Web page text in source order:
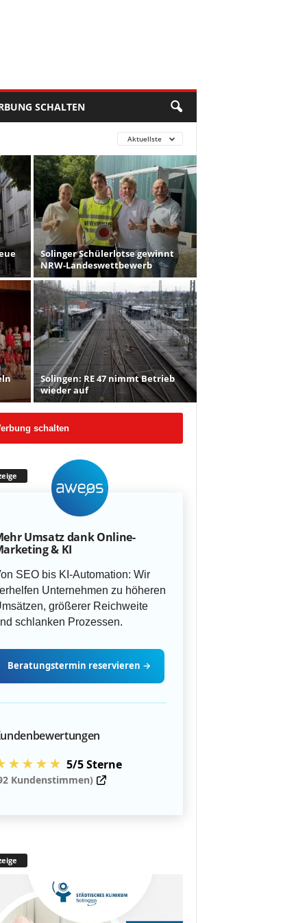
SCHALTEN
Aktuellste
Solinger Schülerlotse gewinnt
NRW-Landeswettbewerb
Solingen: RE 47 nimmt Betrieb
wieder auf
schalten
Umsatz dank Online-
& KI
SEO bis KI-Automation: Wir
Unternehmen zu höheren
größerer Reichweite
schlanken Prozessen.
Beratungstermin reservieren →
5/5 Sterne
Kundenstimmen)